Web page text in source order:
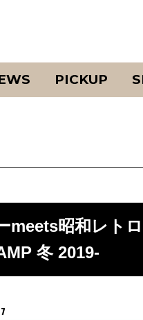
PICKUP
meets昭和レト
冬 2019-